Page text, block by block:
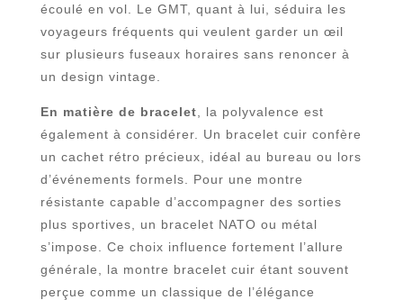
écoulé en vol. Le GMT, quant à lui, séduira les
voyageurs fréquents qui veulent garder un œil
sur plusieurs fuseaux horaires sans renoncer à
un design vintage.
En matière de bracelet , la polyvalence est
également à considérer. Un bracelet cuir confère
un cachet rétro précieux, idéal au bureau ou lors
d’événements formels. Pour une montre
résistante capable d’accompagner des sorties
plus sportives, un bracelet NATO ou métal
s’impose. Ce choix influence fortement l’allure
générale, la montre bracelet cuir étant souvent
perçue comme un classique de l’élégance